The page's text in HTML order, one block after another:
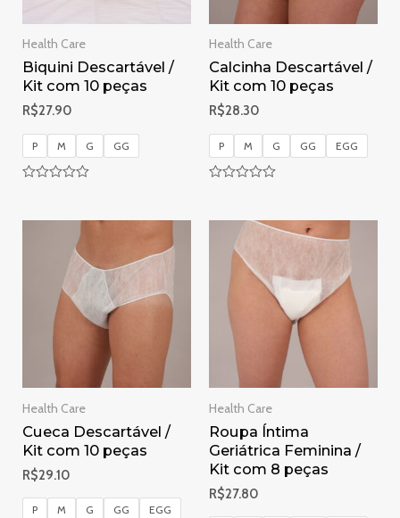
Health Care
Biquini Descartável /
Kit com 10 peças
R$27.90
P M G GG
Health Care
Calcinha Descartável /
Kit com 10 peças
R$28.30
P M G GG EGG
Health Care
Cueca Descartável /
Kit com 10 peças
R$29.10
P M G GG EGG
Health Care
Roupa Íntima
Geriátrica Feminina /
Kit com 8 peças
R$27.80